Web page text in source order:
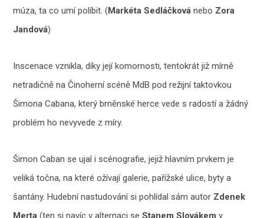
múza, ta co umí políbit. (Markéta Sedláčková nebo Zora
Jandová)
Inscenace vznikla, díky její komornosti, tentokrát již mírně
netradičně na Činoherní scéně MdB pod režijní taktovkou
Šimona Cabana, který brněnské herce vede s radostí a žádný
problém ho nevyvede z míry.
Šimon Caban se ujal i scénografie, jejiž hlavním prvkem je
veliká točna, na které ožívají galerie, pařížské ulice, byty a
šantány. Hudební nastudování si pohlídal sám autor Zdenek
Merta (ten si navíc v alternaci se Stanem Slovákem v